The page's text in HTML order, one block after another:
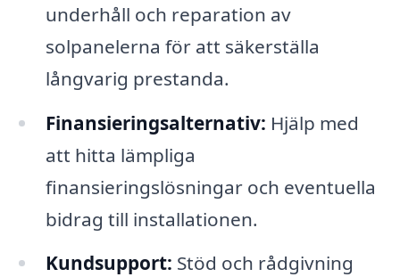
underhåll och reparation av
solpanelerna för att säkerställa
långvarig prestanda.
Finansieringsalternativ: Hjälp med
att hitta lämpliga
finansieringslösningar och eventuella
bidrag till installationen.
Kundsupport: Stöd och rådgivning